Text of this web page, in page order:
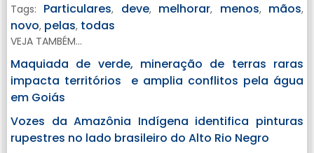
Tags: Particulares, deve, melhorar, menos, mãos,
novo, pelas, todas
VEJA TAMBÉM...
Maquiada de verde, mineração de terras raras
impacta territórios e amplia conflitos pela água
em Goiás
Vozes da Amazônia Indígena identifica pinturas
rupestres no lado brasileiro do Alto Rio Negro